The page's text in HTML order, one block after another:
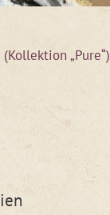
„Pure“)